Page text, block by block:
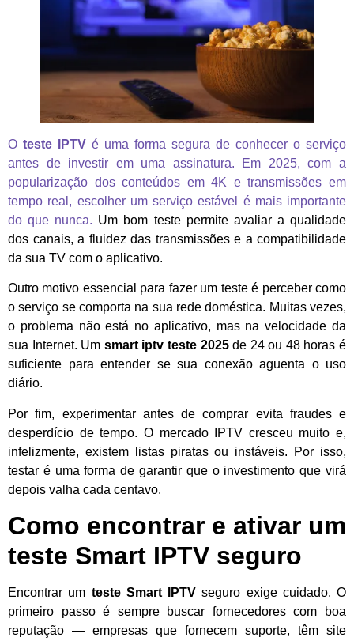
O teste IPTV é uma forma segura de conhecer o serviço
antes de investir em uma assinatura. Em 2025, com a
popularização dos conteúdos em 4K e transmissões em
tempo real, escolher um serviço estável é mais importante
do que nunca. Um bom teste permite avaliar a qualidade
dos canais, a fluidez das transmissões e a compatibilidade
da sua TV com o aplicativo.
Outro motivo essencial para fazer um teste é perceber como
o serviço se comporta na sua rede doméstica. Muitas vezes,
o problema não está no aplicativo, mas na velocidade da
sua Internet. Um smart iptv teste 2025de 24 ou 48 horas é
suficiente para entender se sua conexão aguenta o uso
diário.
Por fim, experimentar antes de comprar evita fraudes e
desperdício de tempo. O mercado IPTV cresceu muito e,
infelizmente, existem listas piratas ou instáveis. Por isso,
testar é uma forma de garantir que o investimento que virá
depois valha cada centavo.
Como encontrar e ativar um
teste Smart IPTV seguro
Encontrar um teste Smart IPTV seguro exige cuidado. O
primeiro passo é sempre buscar fornecedores com boa
reputação — empresas que fornecem suporte, têm site